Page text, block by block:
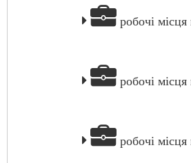
робочі
робочі
робочі